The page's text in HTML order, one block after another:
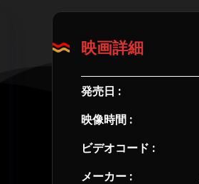
映画詳細
発売日 :
映像時間 :
ビデオコード :
メーカー :